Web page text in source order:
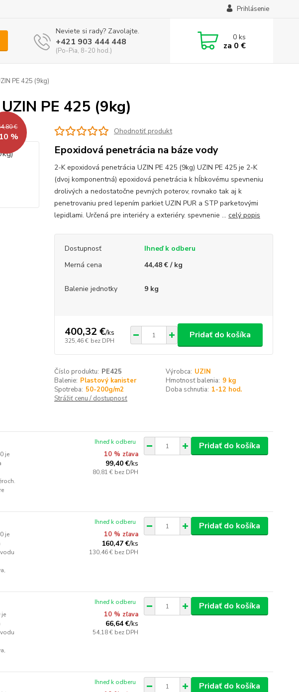
Prihlásenie
Neviete si rady? Zavolajte.
+421 903 444 448
(Po-Pia, 8-20 hod.)
0ks
za 0 €
PE 425 (9kg)
PE 425 (9kg)
€
%
Ohodnotiť produkt
Epoxidová penetrácia na báze vody
2-K epoxidová penetrácia UZIN PE 425 (9kg) UZIN PE 425 je 2-K
(dvoj komponentná) epoxidová penetrácia k hĺbkovému spevneniu
drolivých a nedostatočne pevných poterov, rovnako tak aj k
penetrovaniu pred lepením parkiet UZIN PUR a STP parketovými
lepidlami. Určená pre interiéry a exteriéry. spevnenie ... celý popis
Dostupnosť
Ihneď k odberu
Merná cena
44,48 € / kg
Balenie jednotky 9 kg
400,32 €/ks
325,46 € bez DPH
Pridať do košíka
Číslo produktu: PE425 Výrobca: UZIN
Balenie: Plastový kanister Hmotnosť balenia: 9 kg
Spotreba: 50-200g/m2 Doba schnutia: 1-12 hod.
Strážiť cenu / dostupnosť
je
10 % zľava
99,40 €/ks
80,81 € bez DPH
Ihneď k odberu Pridať do košíka
je
10 % zľava
160,47 €/ks
130,46 € bez DPH
Ihneď k odberu Pridať do košíka
je
10 % zľava
66,64 €/ks
54,18 € bez DPH
Ihneď k odberu Pridať do košíka
Ihneď k odberu Pridať do košíka